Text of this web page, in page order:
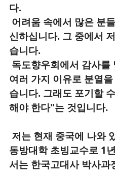
다.
어려움 속에서 많은 분
신하십니다. 그 중에서
습니다.
독도향우회에서 감사를
여러 가지 이유로 분열
습니다. 그래도 포기할
해야 한다"는 것입니다.
저는 현재 중국에 나와
동방대학 초빙교수로 1
서는 한국고대사 박사